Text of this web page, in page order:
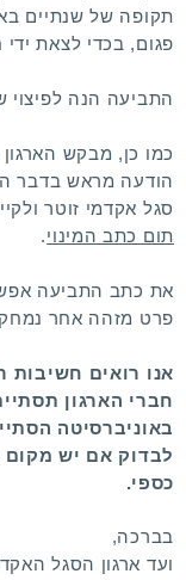
תקופה של שנתיים
פגום, בכדי לצאת
התביעה הנה לפיצוי של 42,693 ₪ לעוזרת
כמו כן, מבקש
הודעה מראש בדבר
סגל אקדמי זוטר
תום כתב המינוי.
את כתב התביעה
פרט מזהה אחר
אנו רואים
חברי הארגון
באוניברסיטה
לבדוק אם יש מקום
כספי.
בברכה,
ועד ארגון הסגל